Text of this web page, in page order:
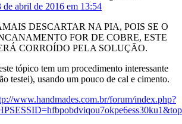
de abril de 2016 em 13:54
DESCARTAR NA PIA, POIS SE O
FOR DE COBRE, ESTE
CORROÍDO PELA SOLUÇÃO.
tópico tem um procedimento interessante
testei), usando um pouco de cal e cimento.
www.handmades.com.br/forum/index.php?